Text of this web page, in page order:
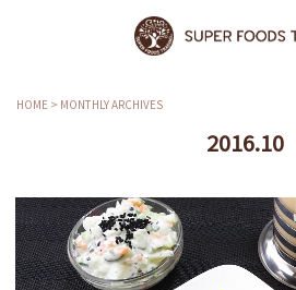
HOME > MONTHLY ARCHIVES
2016.10